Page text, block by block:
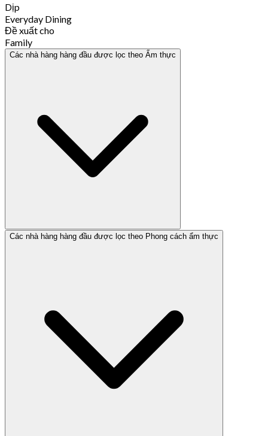
Dịp
Everyday Dining
Đề xuất cho
Family
Các nhà hàng hàng đầu được lọc theo Ẩm thực
Các nhà hàng hàng đầu được lọc theo Phong cách ẩm thực